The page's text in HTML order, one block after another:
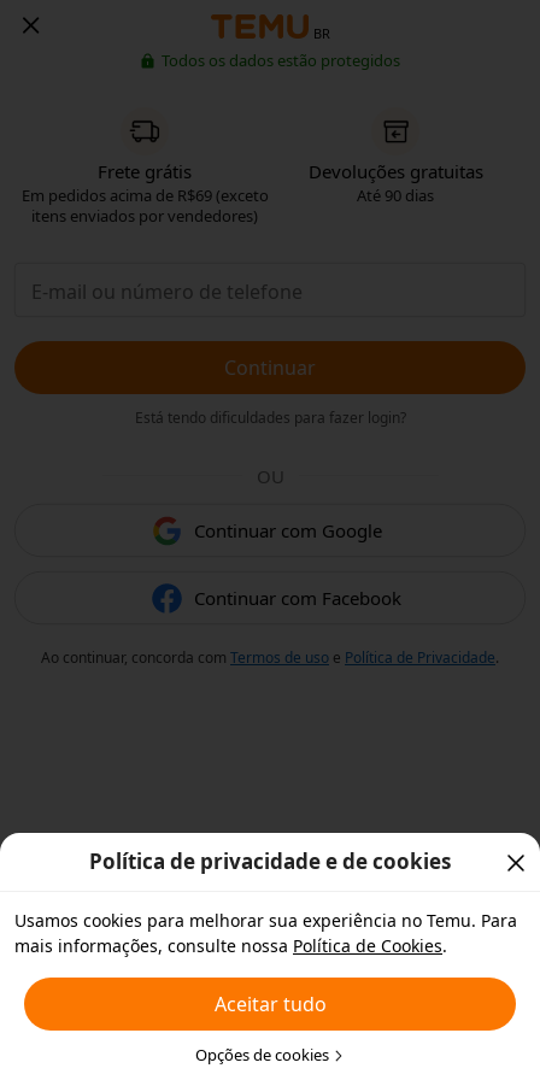
BR
Todos os dados estão protegidos
Frete grátis
Em pedidos acima de R$69 (exceto
itens enviados por vendedores)
Devoluções gratuitas
Até 90 dias
Continuar
Está tendo dificuldades para fazer login?
OU
Continuar com Google
Continuar com Facebook
Ao continuar, concorda com Termos de uso e Política de Privacidade.
Política de privacidade e de cookies
Usamos cookies para melhorar sua experiência no Temu. Para
mais informações, consulte nossa Política de Cookies.
Aceitar tudo
Opções de cookies